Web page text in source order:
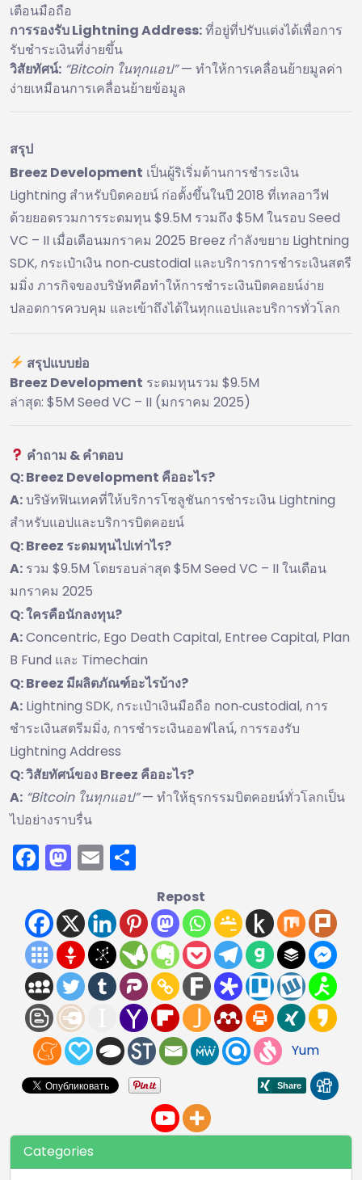
เตือนมือถือ
การรองรับ Lightning Address:ที่อยู่ที่ปรับแต่งได้เพื่อการ
รับชำระเงินที่ง่ายขึ้น
วิสัยทัศน์: “Bitcoin ในทุกแอป”— ทำให้การเคลื่อนย้ายมูลค่า
ง่ายเหมือนการเคลื่อนย้ายข้อมูล
สรุป
Breez Development เป็นผู้ริเริ่มด้านการชำระเงิน
Lightning สำหรับบิตคอยน์ ก่อตั้งขึ้นในปี 2018 ที่เทลอาวีฟ
ด้วยยอดรวมการระดมทุน $9.5M รวมถึง $5M ในรอบ Seed
VC – II เมื่อเดือนมกราคม 2025 Breez กำลังขยาย Lightning
SDK, กระเป๋าเงิน non‑custodial และบริการการชำระเงินสตรี
มมิ่ง ภารกิจของบริษัทคือทำให้การชำระเงินบิตคอยน์ง่าย
ปลอดการควบคุม และเข้าถึงได้ในทุกแอปและบริการทั่วโลก
สรุปแบบย่อ
Breez Development ระดมทุนรวม $9.5M
ล่าสุด: $5M Seed VC – II (มกราคม 2025)
คำถาม & คำตอบ
Q: Breez Development คืออะไร?
A:บริษัทฟินเทคที่ให้บริการโซลูชันการชำระเงิน Lightning
สำหรับแอปและบริการบิตคอยน์
Q: Breez ระดมทุนไปเท่าไร?
A: รวม $9.5M โดยรอบล่าสุด $5M Seed VC – II ในเดือน
มกราคม 2025
Q: ใครคือนักลงทุน?
A:Concentric, Ego Death Capital, Entree Capital, Plan
B Fund และ Timechain
Q: Breez มีผลิตภัณฑ์อะไรบ้าง?
A: Lightning SDK, กระเป๋าเงินมือถือ non‑custodial, การ
ชำระเงินสตรีมมิ่ง, การชำระเงินออฟไลน์, การรองรับ
Lightning Address
Q: วิสัยทัศน์ของ Breez คืออะไร?
A: “Bitcoin ในทุกแอป”— ทำให้ธุรกรรมบิตคอยน์ทั่วโลกเป็น
ไปอย่างราบรื่น
Facebook
Mastodon
Email
Repost
Yum
Categories